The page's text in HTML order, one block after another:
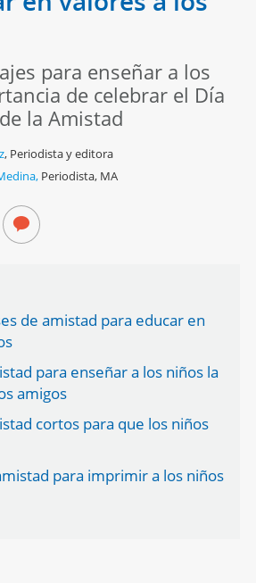
para enseñar a los
de celebrar el Día
la Amistad
, Periodista y editora
Periodista, MA
de amistad para educar en
para enseñar a los niños la
amigos
cortos para que los niños
para imprimir a los niños